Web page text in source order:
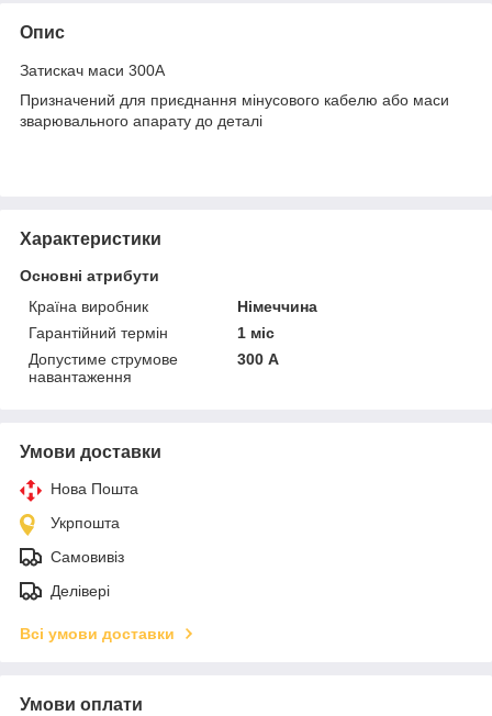
Опис
Затискач маси 300А
Призначений для приєднання мінусового кабелю або маси
зварювального апарату до деталі
Характеристики
Основні атрибути
Країна виробник
Німеччина
Гарантійний термін
1 міс
Допустиме струмове
навантаження
300 А
Умови доставки
Нова Пошта
Укрпошта
Самовивіз
Делівері
Всі умови доставки
Умови оплати